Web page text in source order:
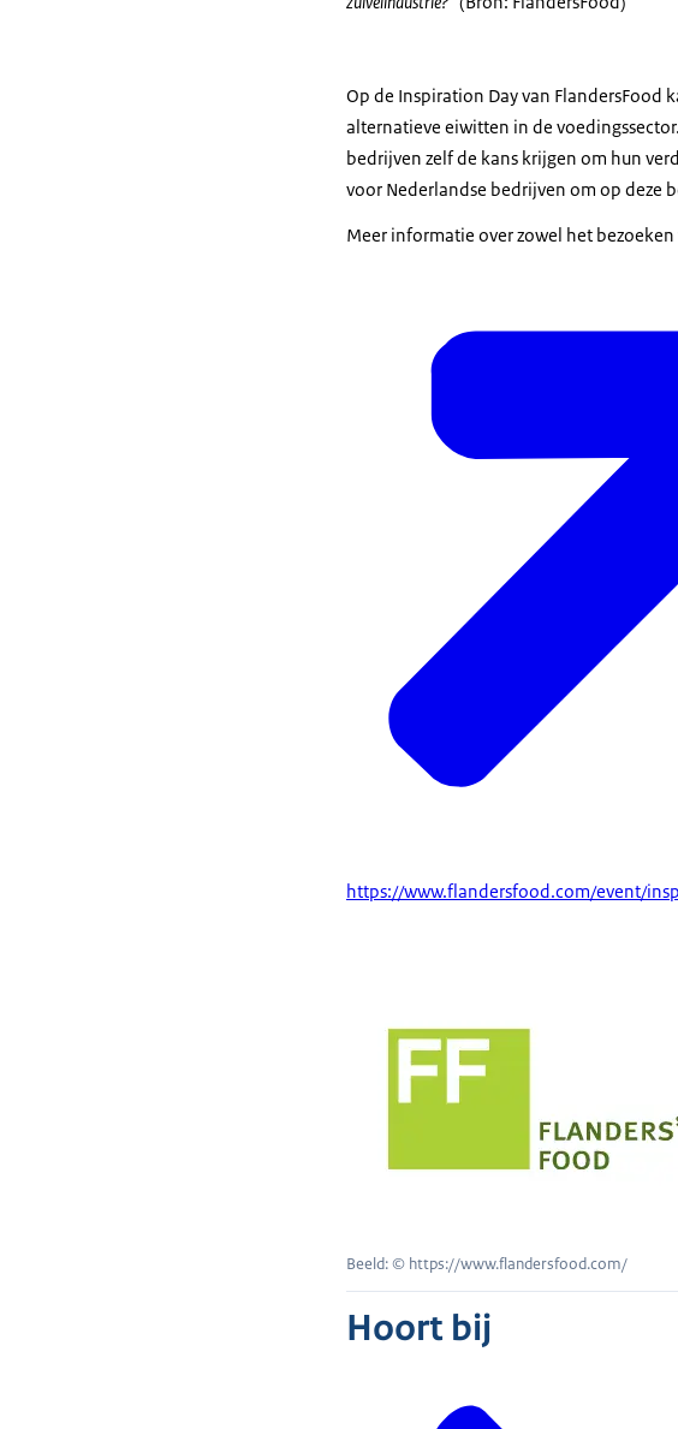
Op de Inspiration Day van FlandersFood
alternatieve eiwitten in de
bedrijven zelf de kans krijgen om hun
voor Nederlandse bedrijven om op deze
Meer informatie over zowel het
https://www.flandersfood.com/event/
Beeld: © https://www.flandersfood.com/
Hoort bij